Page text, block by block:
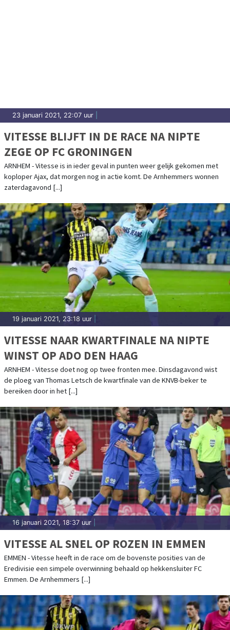
23 januari 2021, 22:07 uur
VITESSE BLIJFT IN DE RACE NA NIPTE
ZEGE OP FC GRONINGEN
ARNHEM - Vitesse is in ieder geval in punten weer gelijk gekomen met
koploper Ajax, dat morgen nog in actie komt. De Arnhemmers wonnen
zaterdagavond [...]
19 januari 2021, 23:18 uur
VITESSE NAAR KWARTFINALE NA NIPTE
WINST OP ADO DEN HAAG
ARNHEM - Vitesse doet nog op twee fronten mee. Dinsdagavond wist
de ploeg van Thomas Letsch de kwartfinale van de KNVB-beker te
bereiken door in het [...]
16 januari 2021, 18:37 uur
VITESSE AL SNEL OP ROZEN IN EMMEN
EMMEN - Vitesse heeft in de race om de bovenste posities van de
Eredivisie een simpele overwinning behaald op hekkensluiter FC
Emmen. De Arnhemmers [...]